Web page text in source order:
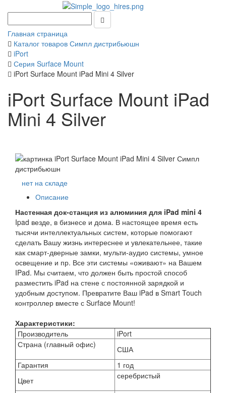
Главная страница
Каталог товаров Симпл дистрибьюшн
iPort
Серия Surface Mount
iPort Surface Mount iPad Mini 4 Silver
iPort Surface Mount iPad
Mini 4 Silver
нет на складе
Описание
Настенная док-станция из алюминия для iPad mini 4
Ipad везде, в бизнесе и дома. В настоящее время есть
тысячи интеллектуальных систем, которые помогают
сделать Вашу жизнь интереснее и увлекательнее, такие
как смарт-дверные замки, мульти-аудио системы, умное
освещение и пр. Все эти системы «оживают» на Вашем
IPad. Мы считаем, что должен быть простой способ
разместить iPad на стене с постоянной зарядкой и
удобным доступом. Превратите Ваш iPad в Smart Touch
контроллер вместе с Surface Mount!
Характеристики:
Производитель
iPort
Страна (главный офис)
США
Гарантия
1 год
Цвет
серебристый